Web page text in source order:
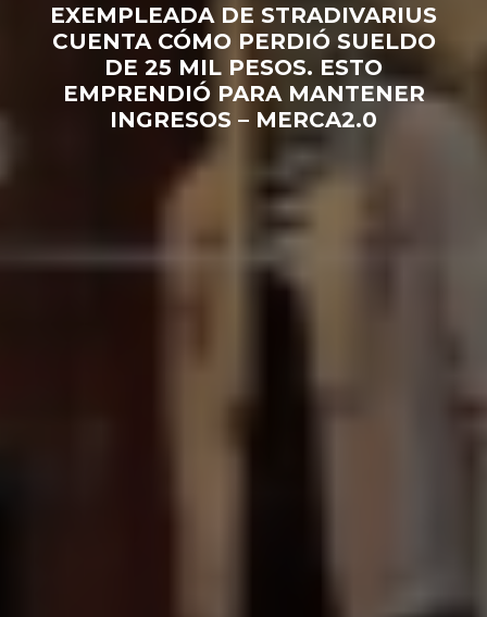
EXEMPLEADA DE STRADIVARIUS
CUENTA CÓMO PERDIÓ SUELDO
DE 25 MIL PESOS. ESTO
EMPRENDIÓ PARA MANTENER
INGRESOS – MERCA2.0